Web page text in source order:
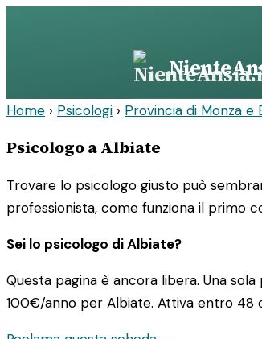
Home › Psicologi › Provincia di Monza e
Psicologo a Albiate
Trovare lo psicologo giusto può
professionista, come funziona il primo
Sei lo psicologo di Albiate?
Questa pagina è ancora libera. Una
100€/anno per Albiate. Attiva entro 48